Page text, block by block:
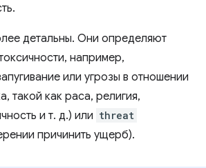
детальны. Они определяют
например,
или угрозы в отношении
такой как раса, религия,
и т. д.) или threat
причинить ущерб).